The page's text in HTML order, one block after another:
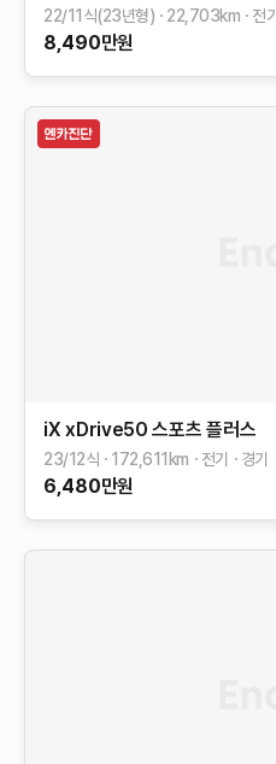
22/11식(23년형) 22,703km 전기
8,490만원
iX xDrive50 스포츠 플러스
23/12식 172,611 km 전기 경기
6,480만원